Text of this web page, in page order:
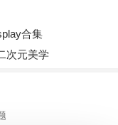
合集
次元美学